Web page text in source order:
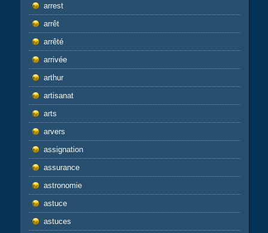
arrest
arrêt
arrêté
arrivée
arthur
artisanat
arts
arvers
assignation
assurance
astronomie
astuce
astuces